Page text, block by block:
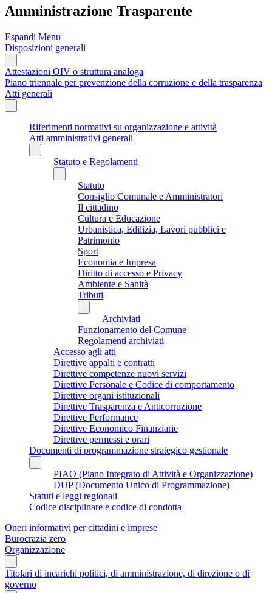
Amministrazione Trasparente
Espandi Menu
Disposizioni generali
Attestazioni OIV o struttura analoga
Piano triennale per prevenzione della corruzione e della trasparenza
Atti generali
Riferimenti normativi su organizzazione e attività
Atti amministrativi generali
Statuto e Regolamenti
Statuto
Consiglio Comunale e Amministratori
Il cittadino
Cultura e Educazione
Urbanistica, Edilizia, Lavori pubblici e
Patrimonio
Sport
Economia e Impresa
Diritto di accesso e Privacy
Ambiente e Sanità
Tributi
Archiviati
Funzionamento del Comune
Regolamenti archiviati
Accesso agli atti
Direttive appalti e contratti
Direttive competenze nuovi servizi
Direttive Personale e Codice di comportamento
Direttive organi istituzionali
Direttive Trasparenza e Anticorruzione
Direttive Performance
Direttive Economico Finanziarie
Direttive permessi e orari
Documenti di programmazione strategico gestionale
PIAO (Piano Integrato di Attività e Organizzazione)
DUP (Documento Unico di Programmazione)
Statuti e leggi regionali
Codice disciplinare e codice di condotta
Oneri informativi per cittadini e imprese
Burocrazia zero
Organizzazione
Titolari di incarichi politici, di amministrazione, di direzione o di
governo